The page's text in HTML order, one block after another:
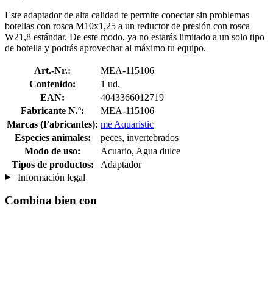
Este adaptador de alta calidad te permite conectar sin problemas
botellas con rosca M10x1,25 a un reductor de presión con rosca
W21,8 estándar. De este modo, ya no estarás limitado a un solo tipo
de botella y podrás aprovechar al máximo tu equipo.
Art.-Nr.:
MEA-115106
Contenido:
1 ud.
EAN:
4043366012719
Fabricante N.º:
MEA-115106
Marcas (Fabricantes): me Aquaristic
Especies animales:
peces, invertebrados
Modo de uso:
Acuario, Agua dulce
Tipos de productos:
Adaptador
Información legal
Combina bien con